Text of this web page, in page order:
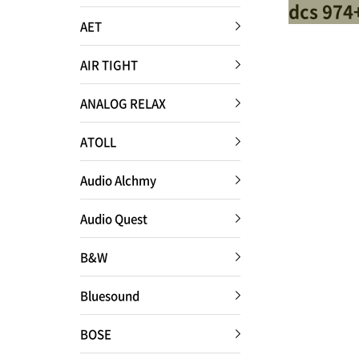
dcs
AET
AIR TIGHT
ANALOG RELAX
ATOLL
Audio Alchmy
Audio Quest
B&W
Bluesound
BOSE